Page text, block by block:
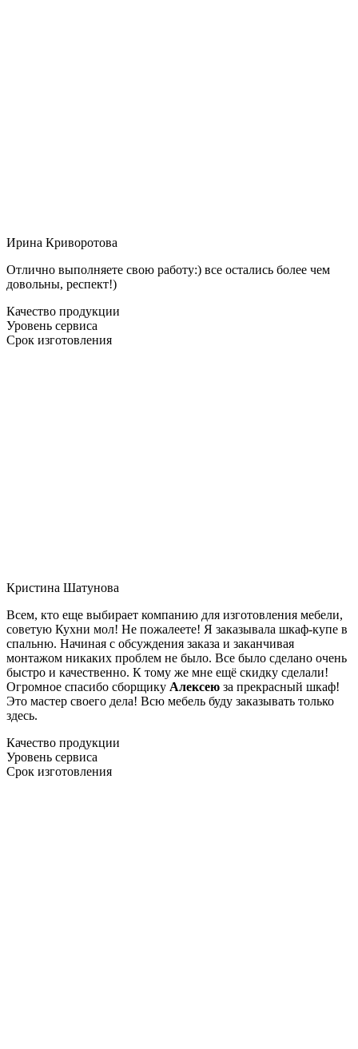
Ирина Криворотова
Отлично выполняете свою работу:) все остались более чем
довольны, респект!)
Качество продукции
Уровень сервиса
Срок изготовления
Кристина Шатунова
Всем, кто еще выбирает компанию для изготовления мебели,
советую Кухни мол! Не пожалеете! Я заказывала шкаф-купе в
спальню. Начиная с обсуждения заказа и заканчивая
монтажом никаких проблем не было. Все было сделано очень
быстро и качественно. К тому же мне ещё скидку сделали!
Огромное спасибо сборщику Алексею за прекрасный шкаф!
Это мастер своего дела! Всю мебель буду заказывать только
здесь.
Качество продукции
Уровень сервиса
Срок изготовления